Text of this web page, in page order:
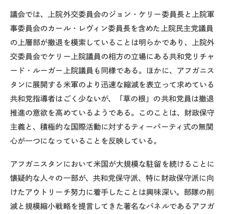
議会では、上院外交委員会のジョン・ケリー委員長と上院軍
事委員会のカール・レヴィン委員長を含めた上院民主党議員
の上層部が撤退を模索していることは明らかであり、上院外
交委員会でケリー上院議員の相方の立場にある共和党リチャ
ード・ルーガー上院議員も同様である。ほかに、アフガニス
タンに展開する米軍のより迅速な縮減を表立って求めている
共和党指導者はごく少ないが、「草の根」の共和党員は撤退
推進の意欲を高めているようである。このことは、財政保守
主義と、積極的な国際活動に対するティーパーティ式の無関
心が一つになっていることを反映している。
アフガニスタンにおいて米国が大規模な駐留を続けることに
懐疑的な人々の一部が、共和党保守派、特に財政保守派に向
けたアウトリーチ努力に着手したことは興味深い。部隊の削
減と規模縮小戦略を提言してきた著名なパネルであるアフガ